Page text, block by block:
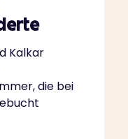
Kalkar
die bei